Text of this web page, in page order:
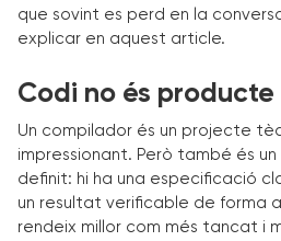
que sovint es perd en la
explicar en aquest article.
Codi no és producte
Un compilador és un projecte
impressionant. Però també és
definit: hi ha una especificació
un resultat verificable de forma
rendeix millor com més tancat i